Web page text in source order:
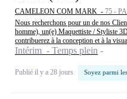
CAMELEON COM MARK - 75 -
Nous recherchons pour un de nos
homme), un(e) Maquettiste / Styliste
contribuerez à la conception et à la
Intérim - Temps plein
Publié il y a 28 jours Soyez parmi